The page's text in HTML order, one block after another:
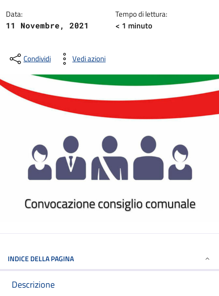
Data:
11 Novembre, 2021
Tempo di lettura:
< 1 minuto
Condividi Vedi azioni
INDICE DELLA PAGINA
Descrizione